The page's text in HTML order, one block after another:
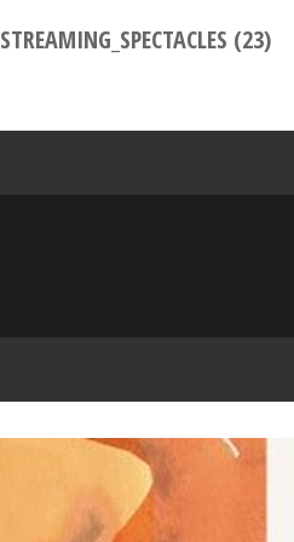
STREAMING_SPECTACLES (23)